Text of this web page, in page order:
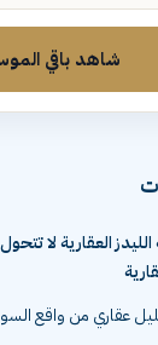
شاهد باقي
الليدز العقارية لا
عقاري من واقع